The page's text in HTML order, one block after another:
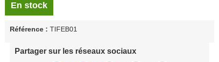
En stock
Référence : TIFEB01
Partager sur les réseaux sociaux